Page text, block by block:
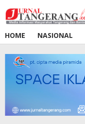
ke
konten
HOME
NASIONAL